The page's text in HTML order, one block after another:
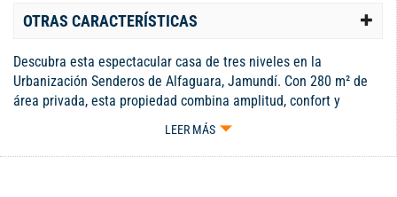
OTRAS CARACTERÍSTICAS
Descubra esta espectacular casa de tres niveles en la
Urbanización Senderos de Alfaguara, Jamundí. Con 280 m² de
área privada, esta propiedad combina amplitud, confort y
acabados modernos, ideal para familias que buscan espacios
baños, amplia sala y comedor con excelente iluminación,
LEER MÁS